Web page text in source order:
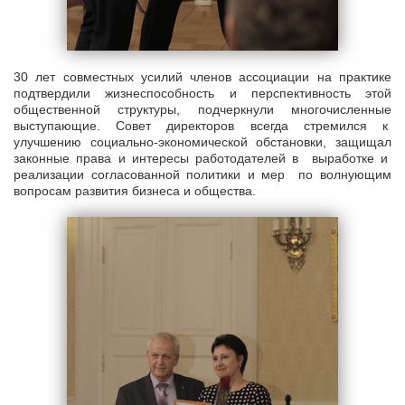
30 лет совместных усилий членов ассоциации на практике
подтвердили жизнеспособность и перспективность этой
общественной структуры, подчеркнули многочисленные
выступающие. Совет директоров всегда стремился к
улучшению социально-экономической обстановки, защищал
законные права и интересы работодателей в выработке и
реализации согласованной политики и мер по волнующим
вопросам развития бизнеса и общества.